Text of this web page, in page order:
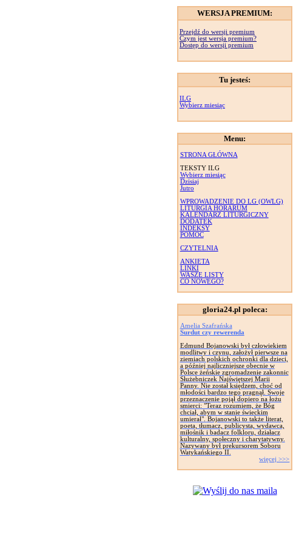
WERSJA PREMIUM:
Przejdź do wersji premium
Czym jest wersja premium?
Dostęp do wersji premium
Tu jesteś:
ILG
Wybierz miesiąc
Menu:
STRONA GŁÓWNA
TEKSTY ILG
Wybierz miesiąc
Dzisiaj
Jutro
WPROWADZENIE DO LG (OWLG)
LITURGIA HORARUM
KALENDARZ LITURGICZNY
DODATEK
INDEKSY
POMOC
CZYTELNIA
ANKIETA
LINKI
WASZE LISTY
CO NOWEGO?
gloria24.pl poleca:
Amelia Szafrańska
Surdut czy rewerenda
Edmund Bojanowski był człowiekiem
modlitwy i czynu, założył pierwsze na
ziemiach polskich ochronki dla dzieci,
a później najliczniejsze obecnie w
Polsce żeńskie zgromadzenie zakonnic
Służebniczek Najświętszej Marii
Panny. Nie został księdzem, choć od
młodości bardzo tego pragnął. Swoje
przeznaczenie pojął dopiero na łożu
smierci: "Teraz rozumiem, że Bóg
chciał, abym w stanie świeckim
umierał". Bojanowski to także literat,
poeta, tłumacz, publicysta, wydawca,
miłośnik i badacz folkloru, działacz
kulturalny, społeczny i charytatywny.
Nazywany był prekursorem Soboru
Watykańskiego II.
więcej >>>